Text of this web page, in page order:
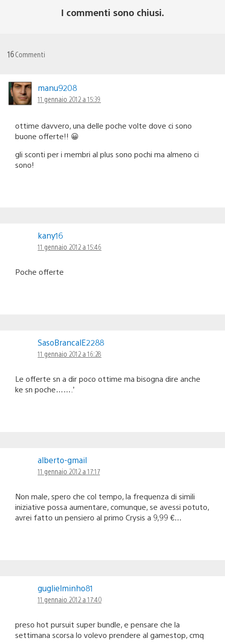
I commenti sono chiusi.
16Commenti
manu9208
11 gennaio 2012 a 15:39
ottime davvero, una delle poche volte dove ci sono
buone offerte!! 😀
gli sconti per i membri al plus sono pochi ma almeno ci
sono!
kany16
11 gennaio 2012 a 15:46
Poche offerte
SasoBrancalE2288
11 gennaio 2012 a 16:28
Le offerte sn a dir poco ottime ma bisogna dire anche
ke sn poche…….’
alberto-gmail
11 gennaio 2012 a 17:17
Non male, spero che col tempo, la frequenza di simili
iniziative possa aumentare, comunque, se avessi potuto,
avrei fatto un pensiero al primo Crysis a 9,99 €…
guglielminho81
11 gennaio 2012 a 17:40
preso hot pursuit super bundle, e pensare che la
settimana scorsa lo volevo prendere al gamestop, cmq